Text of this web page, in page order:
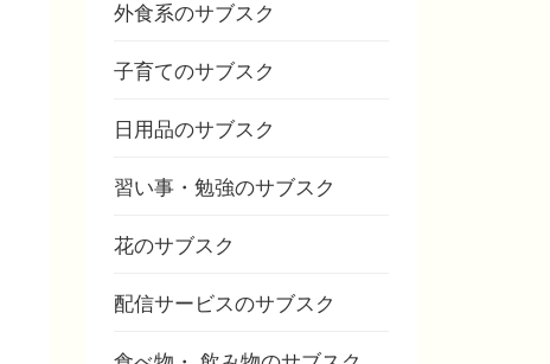
外食系のサブスク
子育てのサブスク
日用品のサブスク
習い事・勉強のサブスク
花のサブスク
配信サービスのサブスク